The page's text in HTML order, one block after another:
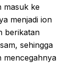
masuk ke
menjadi ion
berikatan
sehingga
mencegahnya